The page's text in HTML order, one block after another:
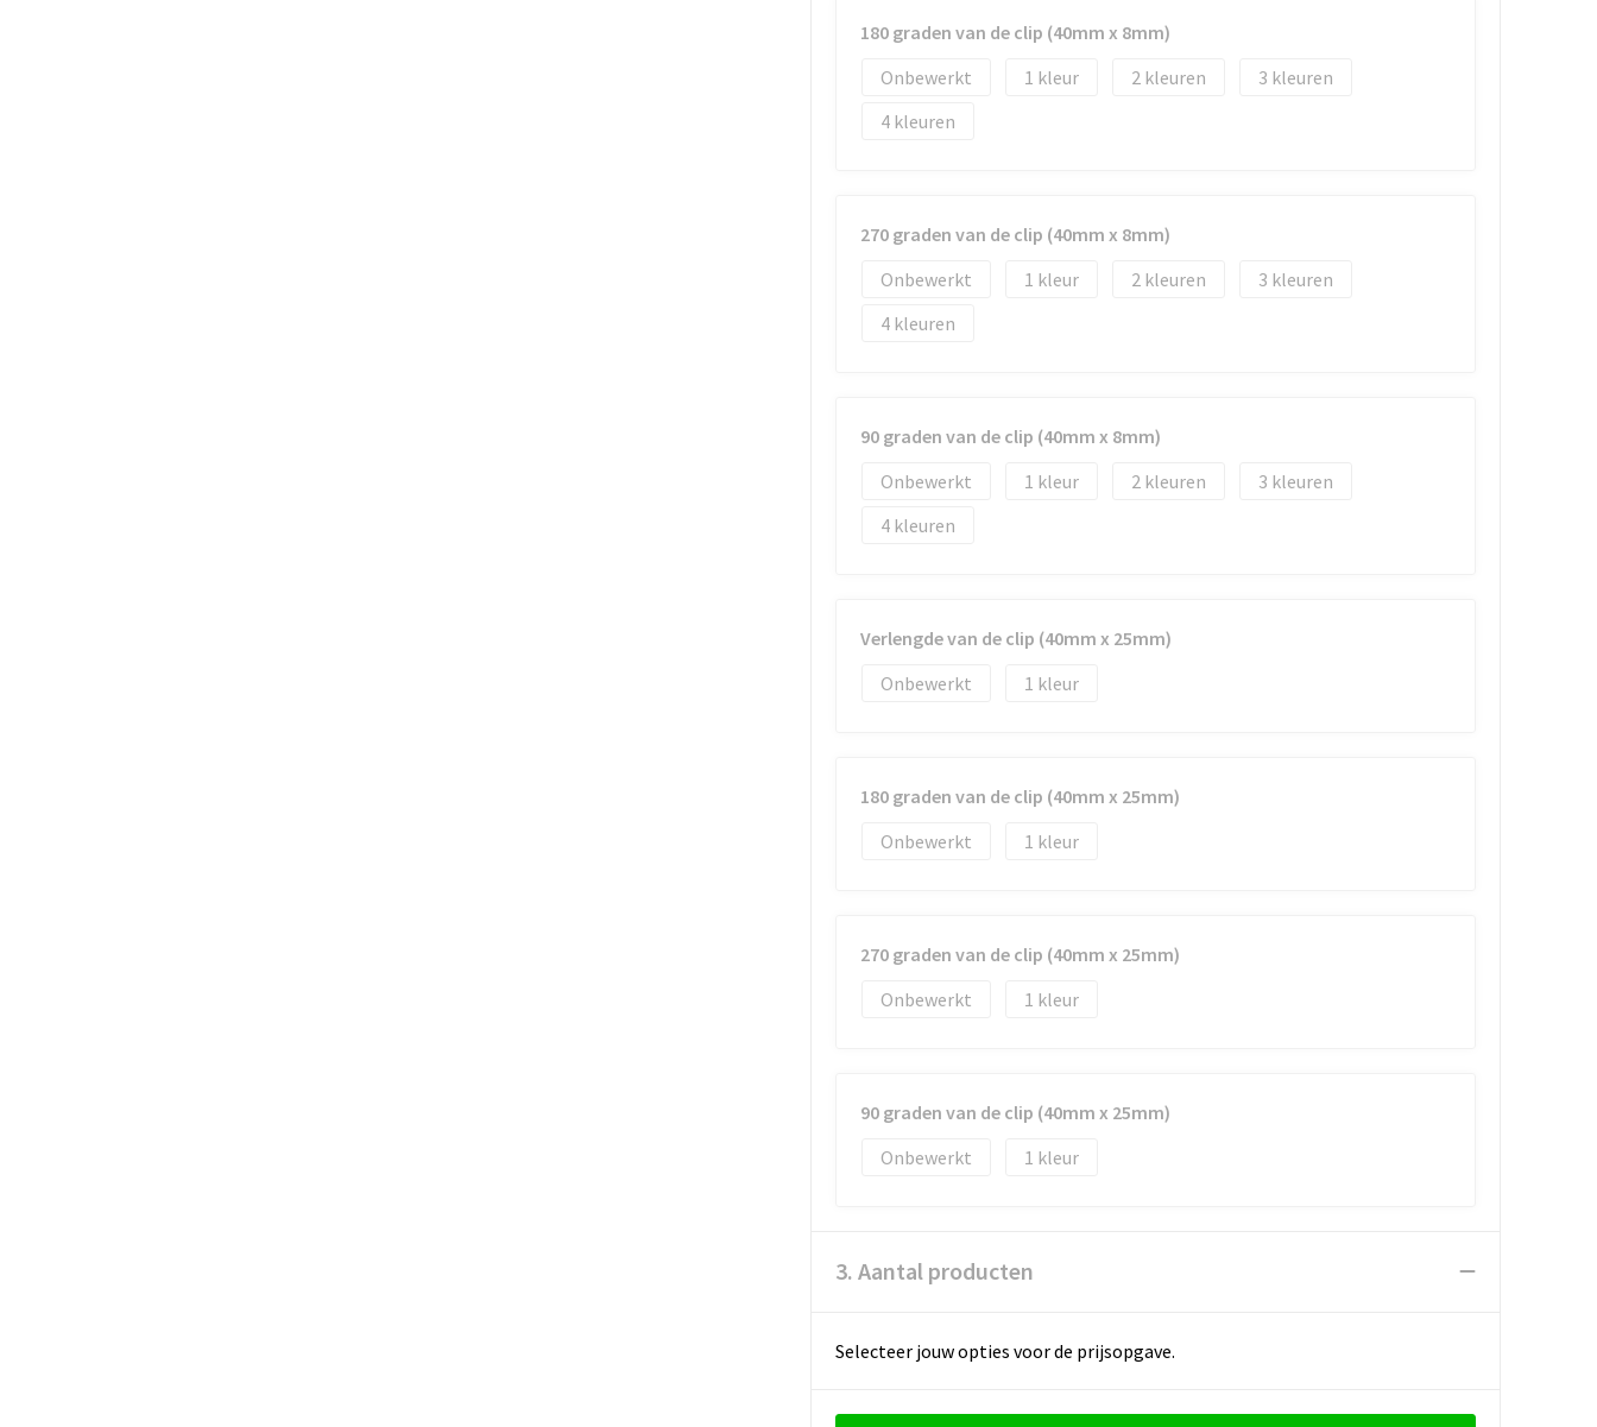
180 graden van de clip (40mm x 8mm)
Onbewerkt
1 2
3
4
270 graden van de clip (40mm x 8mm)
Onbewerkt
1 2
3
4
90 graden van de clip (40mm x 8mm)
Onbewerkt
1 2
3
4
Verlengde van de clip (40mm x 25mm)
Onbewerkt
1
180 graden van de clip (40mm x 25mm)
Onbewerkt
1
270 graden van de clip (40mm x 25mm)
Onbewerkt
1
90 graden van de clip (40mm x 25mm)
Onbewerkt
1
3. Aantal producten
Selecteer jouw opties voor de prijsopgave.